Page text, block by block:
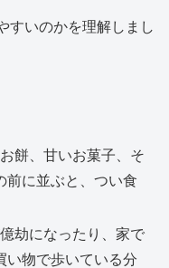
すいのかを理解しまし
餅、甘いお菓子、そ
前に並ぶと、つい食
劫になったり、家で
い物で歩いている分